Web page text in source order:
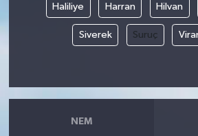
Haliliye Harran Hilvan
Siverek Suruç
NEM